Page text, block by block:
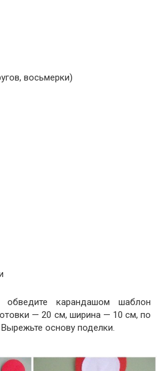
восьмерки)
карандашом шаблон
— 20 см, ширина — 10 см, по
основу поделки.